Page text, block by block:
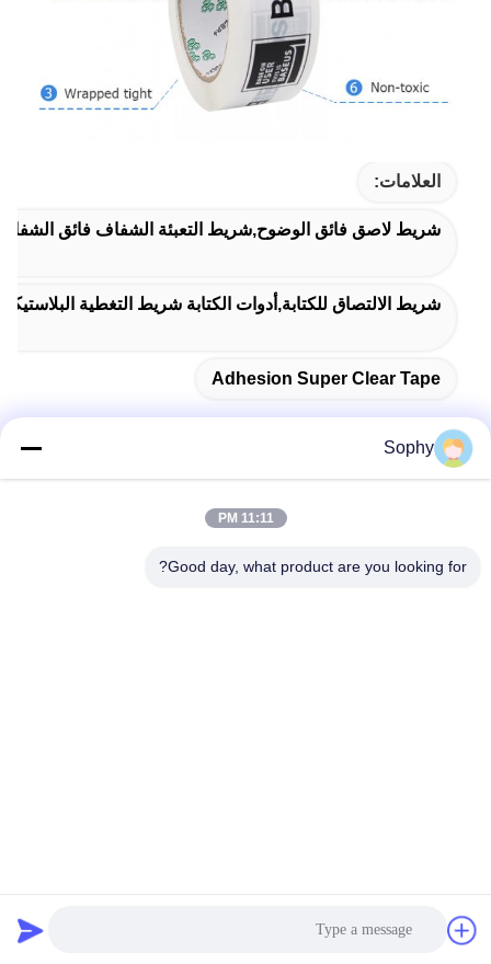
العلامات:
شريط لاصق فائق الوضوح,شريط التعبئة الشفاف فائق
شريط الالتصاق للكتابة,أدوات الكتابة شريط التغطية
Adhesion Super Clear Tape
العنوان
Denianbao Industrial Co., Ltd. . كل الحقوق محفوظة.
Sophy
11:11 PM
Good day, what product are you looking for?